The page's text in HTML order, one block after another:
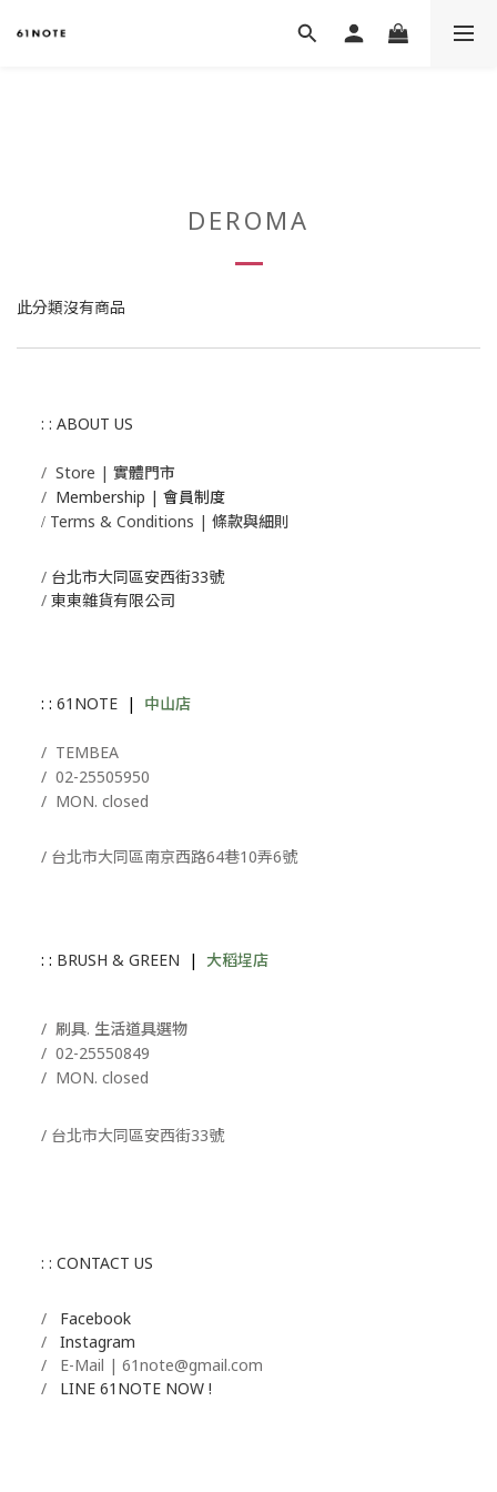
DEROMA
此分類沒有商品
: : ABOUT US
/ Store | 實體門市
/ Membership | 會員制度
/ Terms & Conditions | 條款與細則
/ 台北市大同區安西街33號
/ 東東雜貨有限公司
: : 61NOTE | 中山店
/ TEMBEA
/ 02-25505950
/ MON. closed
/ 台北市大同區南京西路64巷10弄6號
: : BRUSH & GREEN | 大稻埕店
/ 刷具. 生活道具選物
/ 02-25550849
/ MON. closed
/ 台北市大同區安西街33號
: : CONTACT US
/ Facebook
/ Instagram
/ E-Mail | 61note@gmail.com
/ LINE 61NOTE NOW !